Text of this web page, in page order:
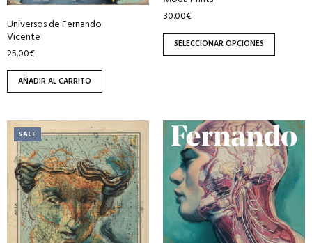
Universos de Fernando
Vicente
25.00€
AÑADIR AL CARRITO
30.00€
SELECCIONAR OPCIONES
página
de
producto
SALE
Este
producto
tiene
múltiples
variantes.
Las
opciones